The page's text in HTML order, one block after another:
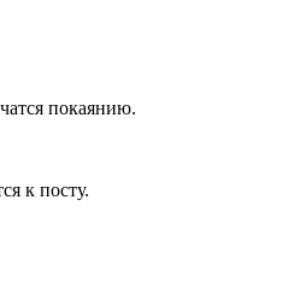
покаянию.
к посту.